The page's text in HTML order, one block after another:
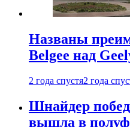
Названы
Belgee над
2 года спустя2 года
Шнайдер
вышла в